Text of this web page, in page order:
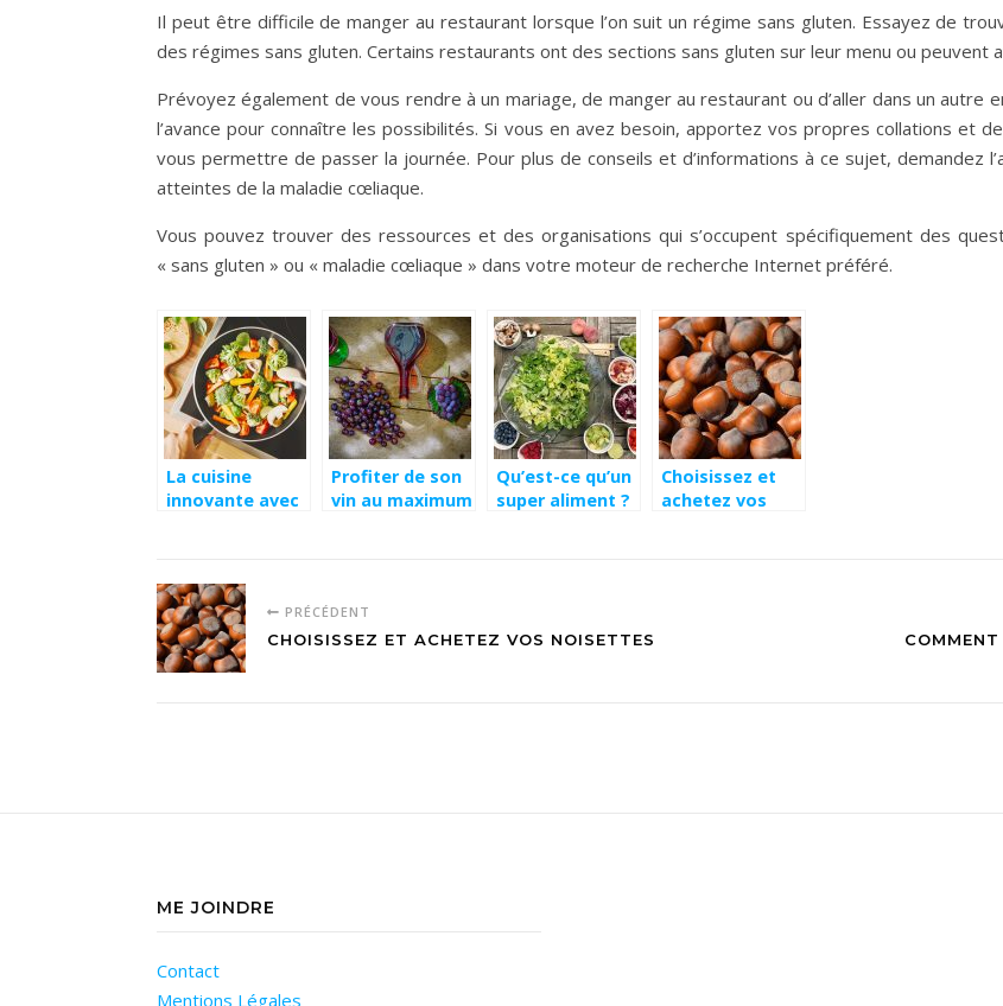
Il peut être difficile de manger au restaurant lorsque l’on suit un régime sans gluten. Essayez de
des régimes sans gluten. Certains restaurants ont des sections sans gluten sur leur menu ou peuvent
Prévoyez également de vous rendre à un mariage, de manger au restaurant ou d’aller dans un
l’avance pour connaître les possibilités. Si vous en avez besoin, apportez vos propres collations et
vous permettre de passer la journée. Pour plus de conseils et d’informations à ce sujet, demandez
atteintes de la maladie cœliaque.
Vous pouvez trouver des ressources et des organisations qui s’occupent spécifiquement des
« sans gluten » ou « maladie cœliaque » dans votre moteur de recherche Internet préféré.
La cuisine
innovante avec
Profiter de son
vin au maximum
Qu’est-ce qu’un
super aliment ?
Choisissez et
achetez vos
PRÉCÉDENT
CHOISISSEZ ET ACHETEZ VOS NOISETTES
ME JOINDRE
Contact
Mentions Légales